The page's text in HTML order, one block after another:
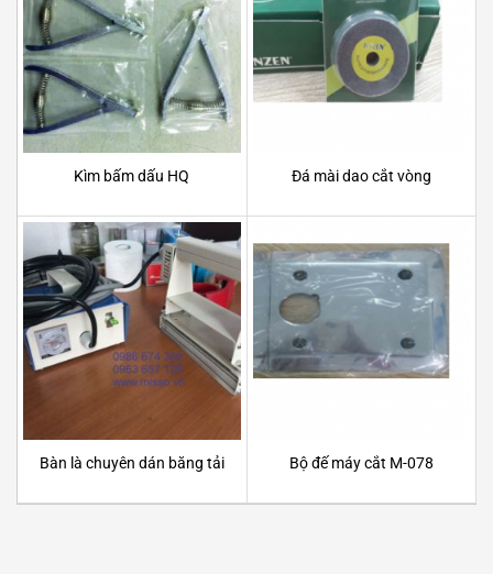
Kìm bấm dấu HQ Đá mài dao cắt vòng
Bàn là chuyên dán băng tải Bộ đế máy cắt M-078